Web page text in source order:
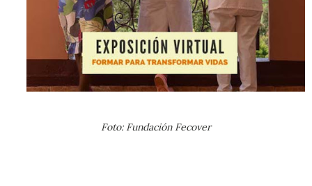
Foto: Fundación Fecover